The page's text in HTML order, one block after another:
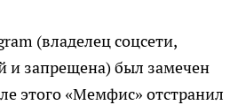
(владелец соцсети,
и запрещена) был замечен
этого «Мемфис» отстранил